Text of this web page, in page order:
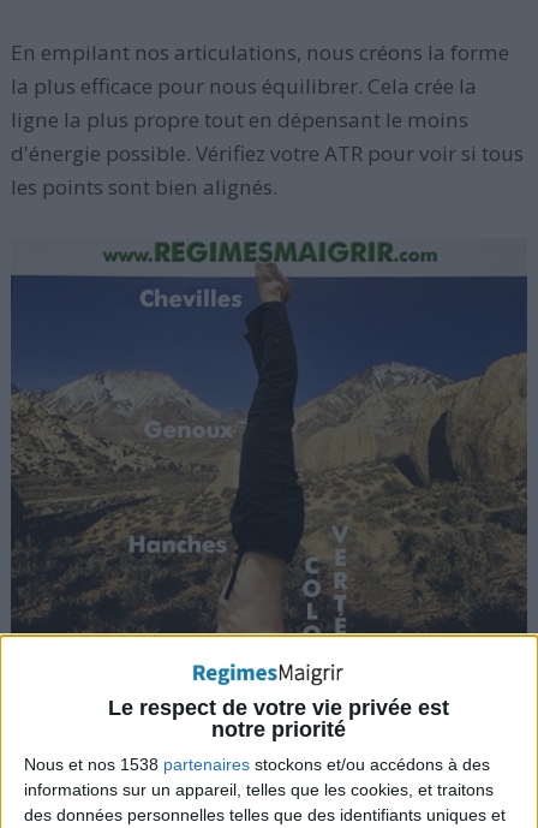
Le respect de votre vie privée est
notre priorité
Nous et nos 1538 partenaires stockons et/ou accédons à des
informations sur un appareil, telles que les cookies, et traitons
des données personnelles telles que des identifiants uniques et
En empilant nos articulations, nous créons la forme
la plus efficace pour nous équilibrer. Cela crée la
ligne la plus propre tout en dépensant le moins
d'énergie possible. Vérifiez votre ATR pour voir si tous
les points sont bien alignés.